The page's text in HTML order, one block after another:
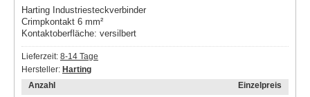
Harting Industriesteckverbinder
Crimpkontakt 6 mm²
Kontaktoberfläche: versilbert
Lieferzeit: 8-14 Tage
Hersteller: Harting
Anzahl
Einzelpreis